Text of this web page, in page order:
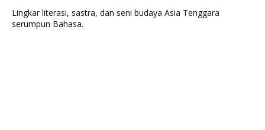
Lingkar literasi, sastra, dan seni budaya Asia Tenggara
serumpun Bahasa.